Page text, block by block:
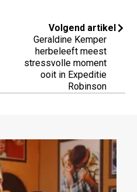
Volgend artikel
Geraldine Kemper
herbeleeft meest
stressvolle moment
ooit in Expeditie
Robinson